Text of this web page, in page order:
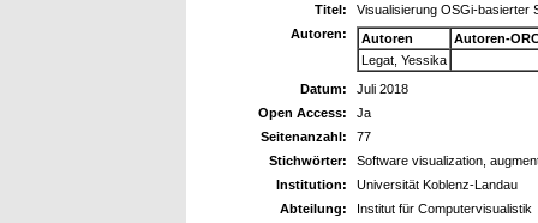
Titel:
Visualisierung OSGi-basierter
Autoren:
Autoren
Autoren-
Legat, Yessika
Datum:
Juli 2018
Open Access:
Ja
Seitenanzahl:
77
Stichwörter:
Software visualization,
Institution:
Universität Koblenz-Landau
Abteilung:
Institut für Computervisualistik